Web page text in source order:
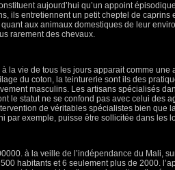
aujourd’hui qu’un appoint
ils entretiennent un petit cheptel de caprins
aux animaux domestiques de leur
rarement des chevaux.
la vie de tous les jours apparait comme une
du coton, la teinturerie sont ils des
masculins. Les artisans spécialisés
le statut ne se confond pas avec celui des
de véritables spécialistes bien que
par exemple, puisse être sollicitée dans les
à la veille de l’indépendance du Mali,
habitants et 6 seulement plus de 2000.